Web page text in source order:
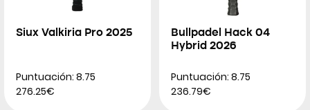
Siux Valkiria Pro 2025
Puntuación: 8.75
276.25€
Bullpadel Hack 04
Hybrid 2026
Puntuación: 8.75
236.79€